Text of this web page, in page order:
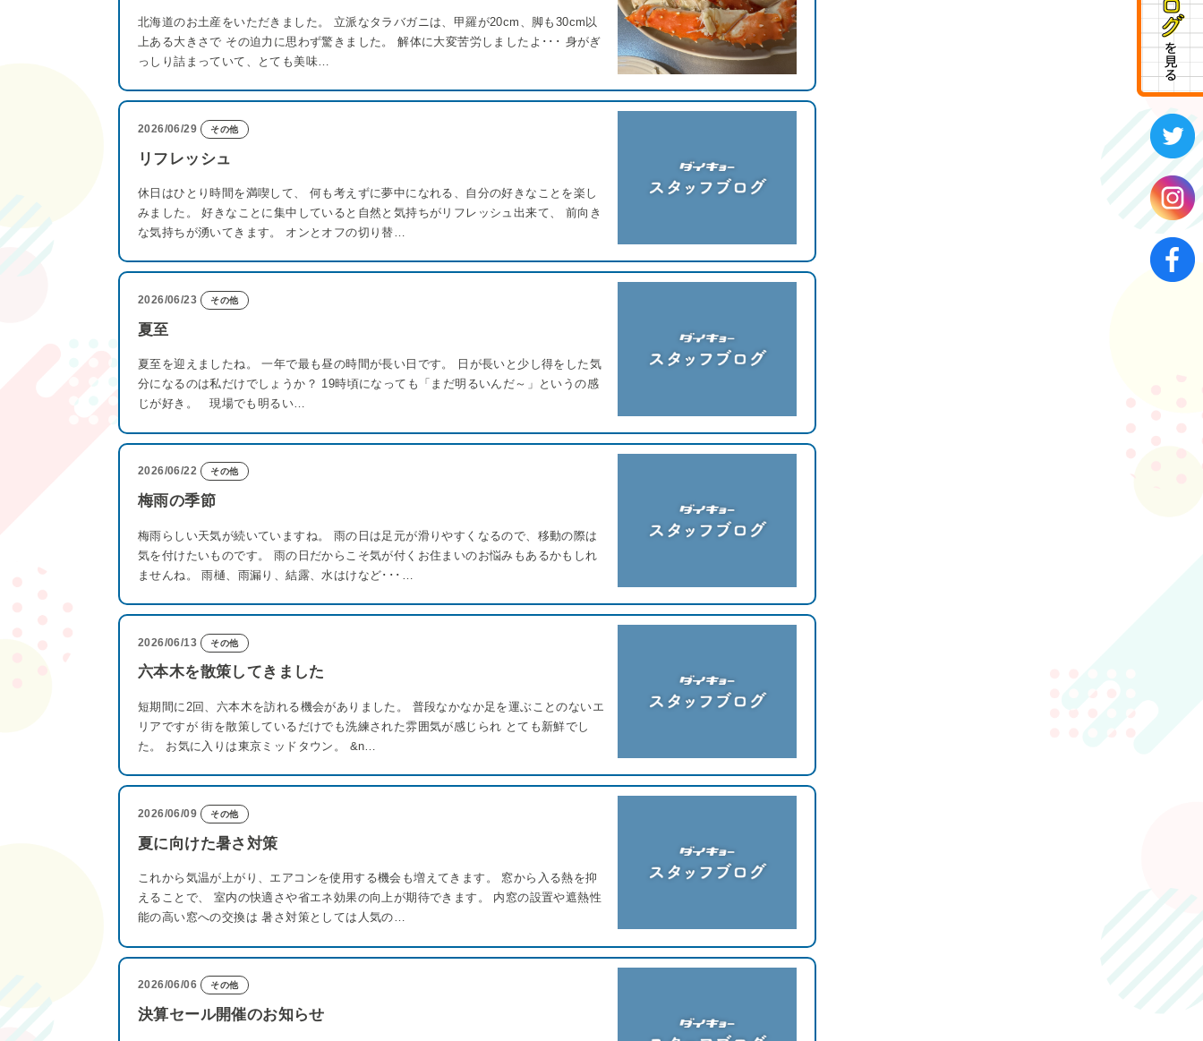
北海道のお土産をいただきました。 立派なタラバガニは、甲羅が20cm、脚も30cm以
上ある大きさで その迫力に思わず驚きました。 解体に大変苦労しましたよ･･･ 身がぎ
っしり詰まっていて、とても美味…
2026/06/29 その他
リフレッシュ
休日はひとり時間を満喫して、 何も考えずに夢中になれる、自分の好きなことを楽し
みました。 好きなことに集中していると自然と気持ちがリフレッシュ出来て、 前向き
な気持ちが湧いてきます。 オンとオフの切り替…
2026/06/23 その他
夏至
夏至を迎えましたね。 一年で最も昼の時間が長い日です。 日が長いと少し得をした気
分になるのは私だけでしょうか？ 19時頃になっても「まだ明るいんだ～」というの感
じが好き。 現場でも明るい…
2026/06/22 その他
梅雨の季節
梅雨らしい天気が続いていますね。 雨の日は足元が滑りやすくなるので、移動の際は
気を付けたいものです。 雨の日だからこそ気が付くお住まいのお悩みもあるかもしれ
ませんね。 雨樋、雨漏り、結露、水はけなど･･･…
2026/06/13 その他
六本木を散策してきました
短期間に2回、六本木を訪れる機会がありました。 普段なかなか足を運ぶことのないエ
リアですが 街を散策しているだけでも洗練された雰囲気が感じられ とても新鮮でし
た。 お気に入りは東京ミッドタウン。 &n…
2026/06/09 その他
夏に向けた暑さ対策
これから気温が上がり、エアコンを使用する機会も増えてきます。 窓から入る熱を抑
えることで、 室内の快適さや省エネ効果の向上が期待できます。 内窓の設置や遮熱性
能の高い窓への交換は 暑さ対策としては人気の…
2026/06/06 その他
決算セール開催のお知らせ